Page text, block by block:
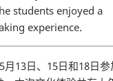
students enjoyed a
experience.
13日、15日和18日参